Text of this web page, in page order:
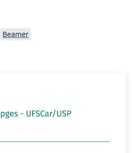
Beamer